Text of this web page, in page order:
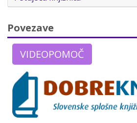
Povezave
VIDEOPOMOČ